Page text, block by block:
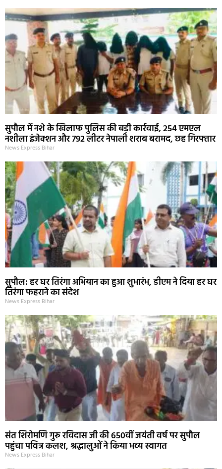
सुपौल में नशे के खिलाफ पुलिस की बड़ी कार्रवाई, 254 एमएल
नशीला इंजेक्शन और 792 लीटर नेपाली शराब बरामद, छह गिरफ्तार
News Express Bihar
सुपौल: हर घर तिरंगा अभियान का हुआ शुभारंभ, डीएम ने दिया हर घर
तिरंगा फहराने का संदेश
News Express Bihar
संत शिरोमणि गुरु रविदास जी की 650वीं जयंती वर्ष पर सुपौल
पहुंचा पवित्र कलश, श्रद्धालुओं ने किया भव्य स्वागत
News Express Bihar